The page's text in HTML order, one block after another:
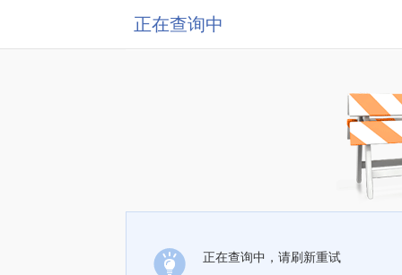
正在查询中
正在查询中，请刷新重试